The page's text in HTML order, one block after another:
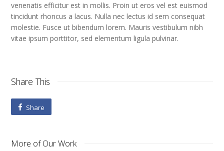
venenatis efficitur est in mollis. Proin ut eros vel est euismod
tincidunt rhoncus a lacus. Nulla nec lectus id sem consequat
molestie. Fusce ut bibendum lorem. Mauris vestibulum nibh
vitae ipsum porttitor, sed elementum ligula pulvinar.
Share This
Share
More of Our Work